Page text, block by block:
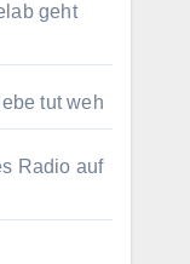
geht
tut weh
Radio auf